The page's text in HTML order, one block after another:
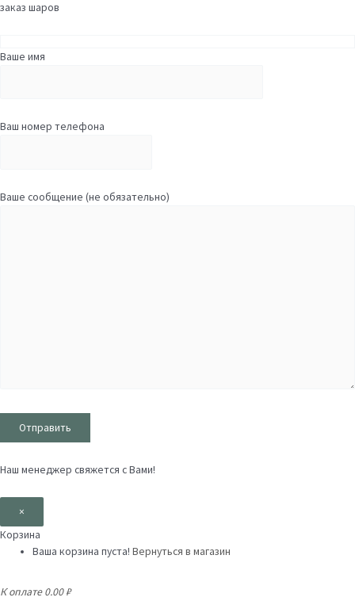
заказ шаров
Ваше имя
Ваш номер телефона
Ваше сообщение (не обязательно)
Наш менеджер свяжется с Вами!
×
Корзина
Ваша корзина пуста!Вернуться в магазин
К оплате0.00 ₽